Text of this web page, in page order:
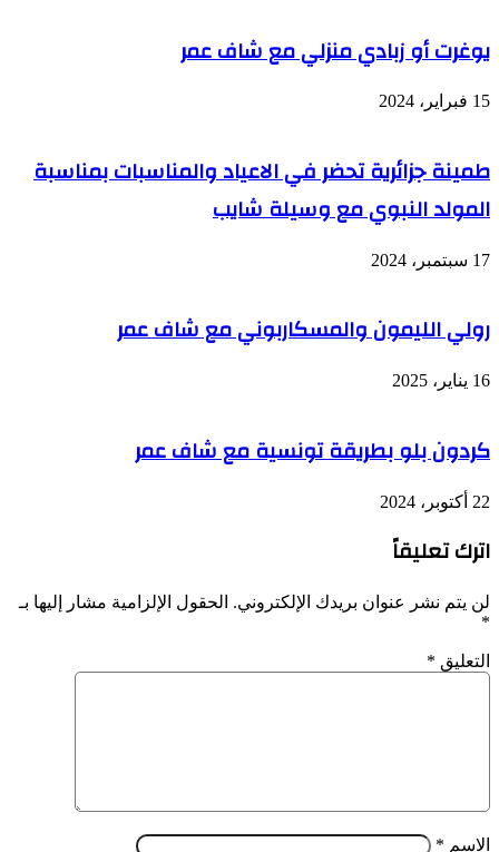
يوغرت أو زبادي منزلي مع شاف عمر
15 فبراير، 2024
طمينة جزائرية تحضر في الاعياد والمناسبات بمناسبة
المولد النبوي مع وسيلة شايب
17 سبتمبر، 2024
رولي الليمون والمسكاربوني مع شاف عمر
16 يناير، 2025
كردون بلو بطريقة تونسية مع شاف عمر
22 أكتوبر، 2024
اترك تعليقاً
لن يتم نشر عنوان بريدك الإلكتروني. الحقول الإلزامية مشار إليها بـ
*
التعليق *
الاسم *